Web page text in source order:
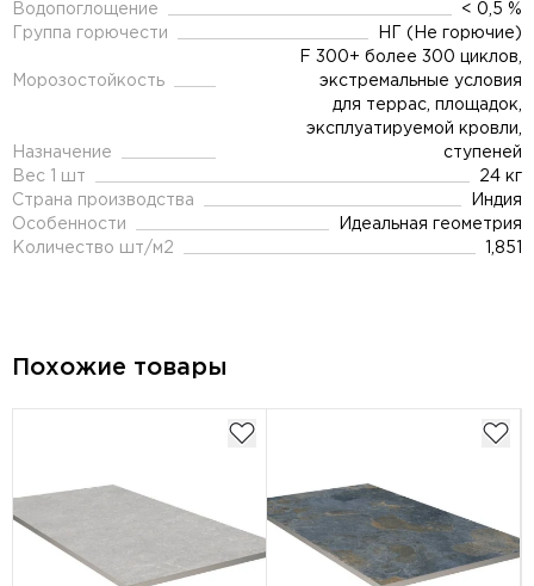
Водопоглощение
< 0,5 %
Группа горючести
НГ (Не горючие)
Морозостойкость
F 300+ более 300 циклов,
экстремальные условия
Назначение
для террас, площадок,
эксплуатируемой кровли,
ступеней
Вес 1 шт
24 кг
Страна производства
Индия
Особенности
Идеальная геометрия
Количество шт/м2
1,851
Похожие товары